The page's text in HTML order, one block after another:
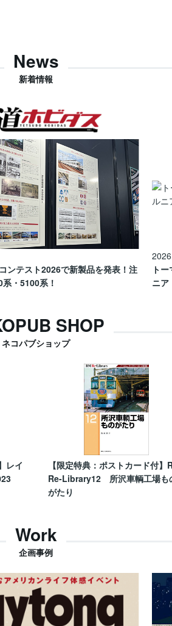
News
新着情報
ンテスト2026で新製品を発表！注
・5100系！
ト
ニア
SHOP
ネコパブショップ
レイ
【限定特典：ポストカード付】
Re-Library12 所沢車輌工場も
がたり
Work
企画事例